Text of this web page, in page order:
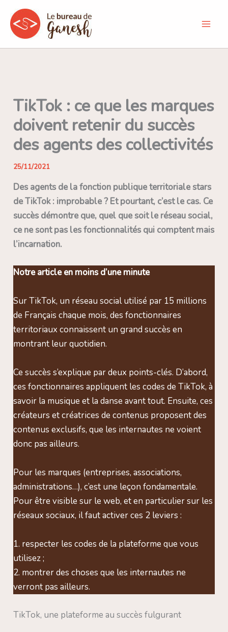
Aller
contenu
TikTok : ce que les marques
doivent retenir du succès
des agents des collectivités
25/11/2021
Des agents de la fonction publique territoriale stars
de TikTok : improbable ? Et pourtant, c’est le cas. Ce
succès démontre que, quel que soit le réseau social,
ce ne sont pas les fonctionnalités qui comptent mais
l’incarnation.
Notre article en moins d’une minute
Sur TikTok, un réseau social utilisé par 15 millions
de Français chaque mois, des fonctionnaires
territoriaux connaissent un grand succès en
montrant leur quotidien.
Ce succès s’explique par deux points-clés. D’abord,
ces fonctionnaires appliquent les codes de TikTok, à
savoir la musique et la danse avant tout. Ensuite, ces
créateurs et créatrices de contenus proposent des
contenus exclusifs, que les internautes ne voient
donc pas ailleurs.
Pour les marques (entreprises, associations,
administrations…), c’est une leçon fondamentale.
Pour être visible sur le web, et en particulier sur les
réseaux sociaux, il faut activer ces 2 leviers :
1. respecter les codes de la plateforme que vous
utilisez ;
2. montrer des choses que les internautes ne
verront pas ailleurs.
TikTok, une plateforme au succès fulgurant